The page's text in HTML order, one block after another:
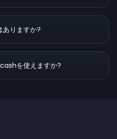
りますか?
を使えますか?